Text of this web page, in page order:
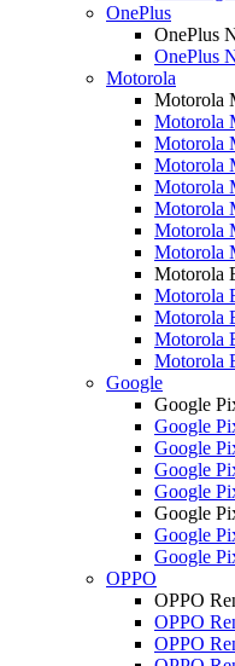
OnePlus
OnePlus
OnePlus
Motorola
Motorola
Motorola
Motorola
Motorola
Motorola
Motorola
Motorola
Motorola
Motorola
Motorola
Motorola
Motorola
Motorola
Google
Google
Google
Google
Google
Google
Google
Google
Google
OPPO
OPPO
OPPO
OPPO